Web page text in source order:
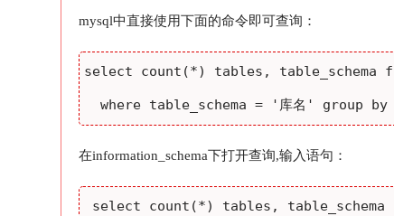
mysql中直接使用下面的命令即可查询：
select count(*) tables, table_schema
where table_schema = '库名' group by
在information_schema下打开查询,输入语句：
select count(*) tables, table_schema